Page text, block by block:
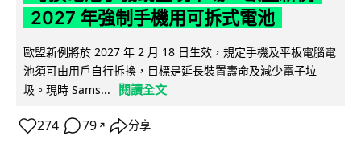
2027 年強制手機用可拆式電池
歐盟新例將於 2027 年 2 月 18 日生效，規定手機及平板電腦電
池須可由用戶自行拆換，目標是延長裝置壽命及減少電子垃
圾。現時 Sams...
閱讀全文
274 79 ↗ 分享